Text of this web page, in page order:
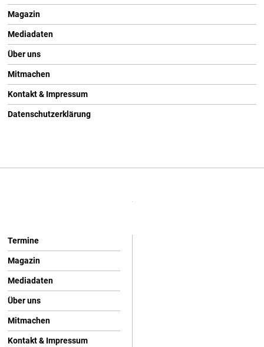
Magazin
Mediadaten
Über uns
Mitmachen
Kontakt & Impressum
Datenschutzerklärung
Termine
Magazin
Mediadaten
Über uns
Mitmachen
Kontakt & Impressum